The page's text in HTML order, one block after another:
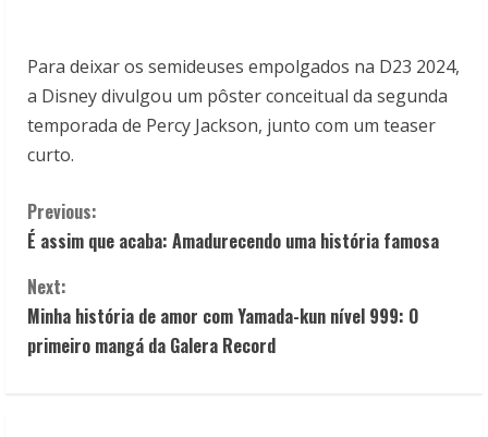
Para deixar os semideuses empolgados na D23 2024,
a Disney divulgou um pôster conceitual da segunda
temporada de Percy Jackson, junto com um teaser
curto.
C
o
n
t
Previous:
É assim que acaba: Amadurecendo uma história famosa
Next:
Minha história de amor com Yamada-kun nível 999: O
primeiro mangá da Galera Record